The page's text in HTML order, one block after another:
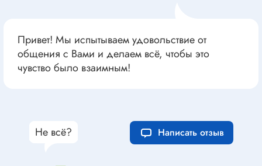
Привет! Мы испытываем удовольствие от
общения с Вами и делаем всё, чтобы это
чувство было взаимным!
Не всё? Написать отзыв